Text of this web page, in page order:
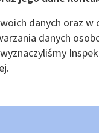
danych oraz
danych